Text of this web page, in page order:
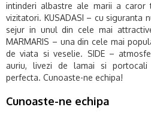
intinderi albastre ale marii a caror
vizitatori. KUSADASI – cu siguranta
sejur in unul din cele mai
MARMARIS – una din cele mai
de viata si veselie. SIDE –
auriu, livezi de lamai si
perfecta. Cunoaste-ne echipa!
Cunoaste-ne echipa